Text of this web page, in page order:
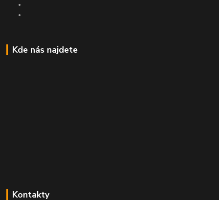
Kde nás najdete
Kontakty